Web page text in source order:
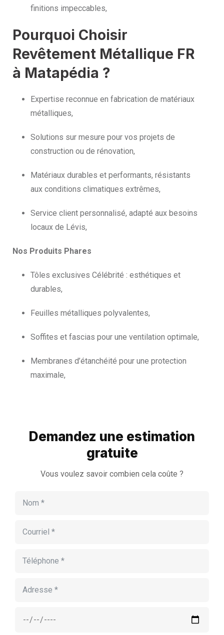
finitions impeccables,
Pourquoi Choisir
Revêtement Métallique FR
à Matapédia ?
Expertise reconnue en fabrication de matériaux
métalliques,
Solutions sur mesure pour vos projets de
construction ou de rénovation,
Matériaux durables et performants, résistants
aux conditions climatiques extrêmes,
Service client personnalisé, adapté aux besoins
locaux de Lévis,
Nos Produits Phares
Tôles exclusives Célébrité : esthétiques et
durables,
Feuilles métalliques polyvalentes,
Soffites et fascias pour une ventilation optimale,
Membranes d’étanchéité pour une protection
maximale,
Demandez une estimation
gratuite
Vous voulez savoir combien cela coûte ?